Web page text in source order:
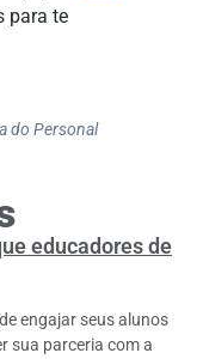
para te
do Personal
educadores de
engajar seus alunos
sua parceria com a